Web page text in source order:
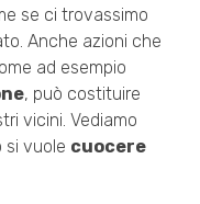
se ci trovassimo
Anche azioni che
ad esempio
, può costituire
vicini. Vediamo
si vuole cuocere